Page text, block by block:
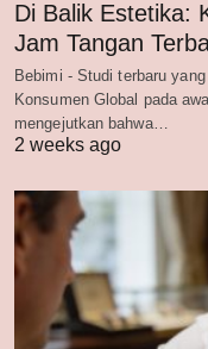
Di Balik Estetika:
Jam Tangan
Bebimi - Studi terbaru
Konsumen Global pada
mengejutkan bahwa…
2 weeks ago